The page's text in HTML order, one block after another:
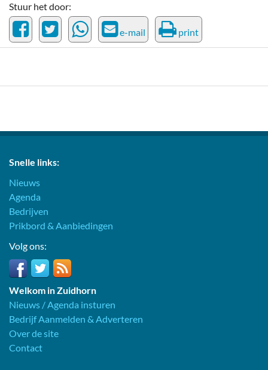
Stuur het door:
e-mail print
Snelle links:
Nieuws
Agenda
Bedrijven
Prikbord & Aanbiedingen
Volg ons:
Welkom in Zuidhorn
Nieuws / Agenda insturen
Bedrijf Aanmelden & Adverteren
Over de site
Contact